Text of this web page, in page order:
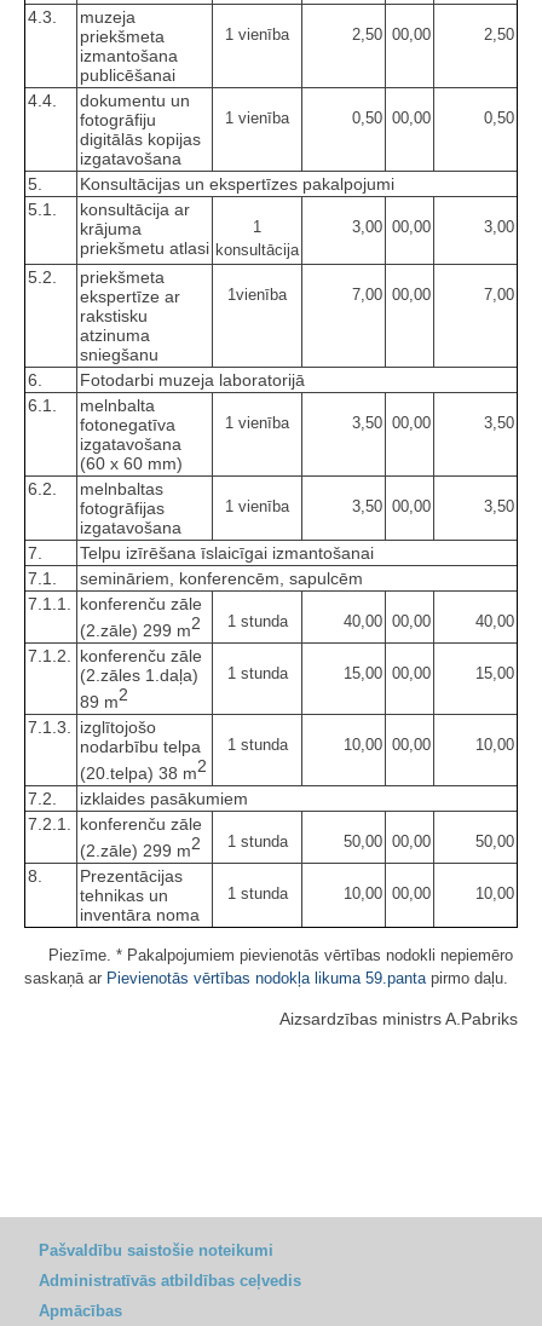
4.3.
muzeja
priekšmeta
izmantošana
publicēšanai
1 vienība 2,50 00,00 2,50
4.4.
dokumentu un
fotogrāfiju
digitālās kopijas
izgatavošana
1 vienība 0,50 00,00 0,50
5.
Konsultācijas un ekspertīzes pakalpojumi
5.1.
konsultācija ar
krājuma
priekšmetu atlasi
1
konsultācija
3,00 00,00 3,00
5.2.
priekšmeta
ekspertīze ar
rakstisku
atzinuma
sniegšanu
1vienība 7,00 00,00 7,00
6.
Fotodarbi muzeja laboratorijā
6.1.
melnbalta
fotonegatīva
izgatavošana
(60 x 60 mm)
1 vienība 3,50 00,00 3,50
6.2.
melnbaltas
fotogrāfijas
izgatavošana
1 vienība 3,50 00,00 3,50
7.
Telpu izīrēšana īslaicīgai izmantošanai
7.1.
semināriem, konferencēm, sapulcēm
7.1.1.
konferenču zāle
(2.zāle) 299 m2 1 stunda 40,00 00,00 40,00
7.1.2.
konferenču zāle
(2.zāles 1.daļa)
89 m2
1 stunda 15,00 00,00 15,00
7.1.3.
izglītojošo
nodarbību telpa
(20.telpa) 38 m2
1 stunda 10,00 00,00 10,00
7.2.
izklaides pasākumiem
7.2.1.
konferenču zāle
(2.zāle) 299 m2 1 stunda 50,00 00,00 50,00
8.
Prezentācijas
tehnikas un
inventāra noma
1 stunda 10,00 00,00 10,00
Piezīme. * Pakalpojumiem pievienotās vērtības nodokli nepiemēro
saskaņā ar Pievienotās vērtības nodokļa likuma 59.pantapirmo daļu.
Aizsardzības ministrs A.Pabriks
Pašvaldību saistošie noteikumi
Administratīvās atbildības ceļvedis
Apmācības